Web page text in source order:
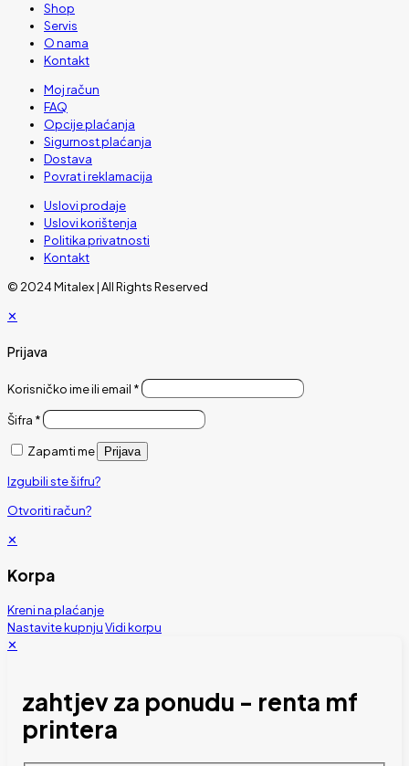
Shop
Servis
O nama
Kontakt
Moj račun
FAQ
Opcije plaćanja
Sigurnost plaćanja
Dostava
Povrat i reklamacija
Uslovi prodaje
Uslovi korištenja
Politika privatnosti
Kontakt
© 2024 Mitalex | All Rights Reserved
✕
Prijava
Korisničko ime ili email *
Šifra *
Zapamti me Prijava
Izgubili ste šifru?
Otvoriti račun?
✕
Korpa
Kreni na plaćanje
Nastavite kupnjuVidi korpu
✕
zahtjev za ponudu - renta mf
printera